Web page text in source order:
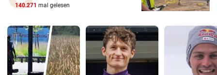
140.271 mal gelesen